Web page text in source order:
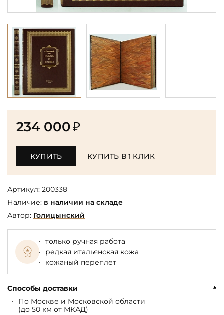
234 000₽
КУПИТЬ КУПИТЬ В 1 КЛИК
Артикул: 200338
Наличие: в наличии на складе
Автор: Голицынский
только ручная работа
редкая итальянская кожа
кожаный переплет
Способы доставки
По Москве и Московской области
(до 50 км от МКАД)